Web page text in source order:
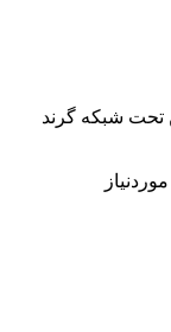
تحت شبکه گرند